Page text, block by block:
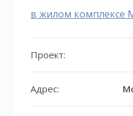
в жилом комплексе
Проект:
Адрес: